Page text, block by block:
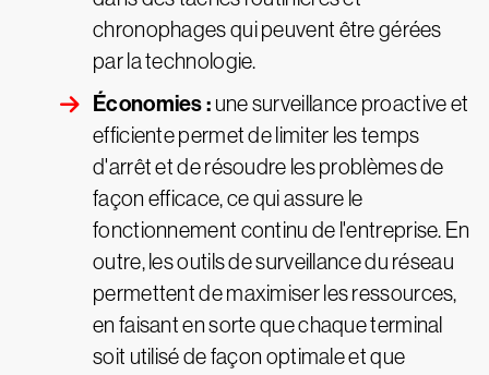
chronophages qui peuvent être gérées
par la technologie.
Économies : une surveillance proactive et
efficiente permet de limiter les temps
d'arrêt et de résoudre les problèmes de
façon efficace, ce qui assure le
fonctionnement continu de l'entreprise. En
outre, les outils de surveillance du réseau
permettent de maximiser les ressources,
en faisant en sorte que chaque terminal
soit utilisé de façon optimale et que